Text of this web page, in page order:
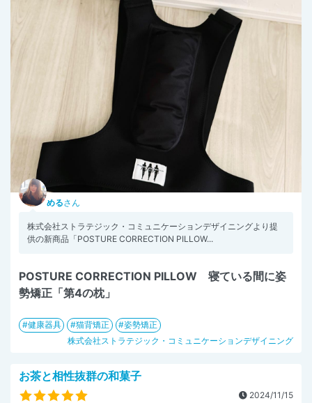
めるさん
株式会社ストラテジック・コミュニケーションデザイニングより提
供の新商品「POSTURE CORRECTION PILLOW...
POSTURE CORRECTION PILLOW 寝ている間に姿
勢矯正「第4の枕」
健康器具 猫背矯正
姿勢矯正
株式会社ストラテジック・コミュニケーションデザイニング
お茶と相性抜群の和菓子
2024/11/15